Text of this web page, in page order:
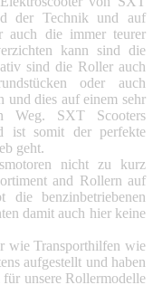
der Technik und auf
auch die immer teurer
kann sind die
sind die Roller auch
oder auch
und dies auf einem sehr
Weg. SXT Scooters
ist somit der perfekte
geht.
nicht zu kurz
and Rollern auf
die benzinbetriebenen
damit auch hier keine
wie Transporthilfen wie
aufgestellt und haben
unsere Rollermodelle